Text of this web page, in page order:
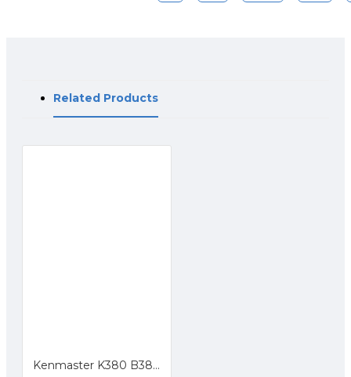
Related Products
Kenmaster K380 B380 Tool Box Kotak Perkakas